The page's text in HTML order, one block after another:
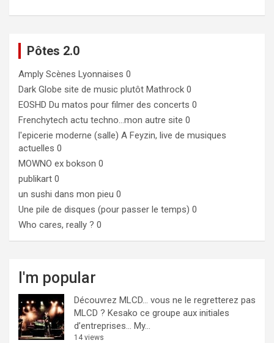
Pôtes 2.0
Amply Scènes Lyonnaises 0
Dark Globe site de music plutôt Mathrock 0
EOSHD Du matos pour filmer des concerts 0
Frenchytech actu techno…mon autre site 0
l'epicerie moderne (salle) A Feyzin, live de musiques
actuelles 0
MOWNO ex bokson 0
publikart 0
un sushi dans mon pieu 0
Une pile de disques (pour passer le temps) 0
Who cares, really ? 0
I'm popular
Découvrez MLCD… vous ne le regretterez pas
MLCD ? Kesako ce groupe aux initiales
d’entreprises… My...
14 views